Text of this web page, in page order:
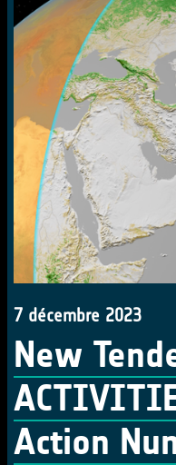
7 décembre 2023
New
Action